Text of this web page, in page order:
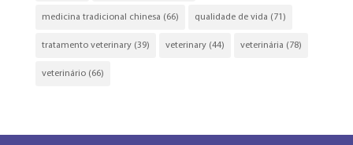
medicina tradicional chinesa (66) qualidade de vida (71)
tratamento veterinary(39) veterinary(44) veterinária (78)
veterinário(66)